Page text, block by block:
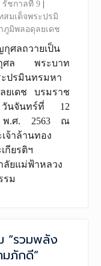
รัชกาลที่ 9
สมเด็จพระปรมิ
ภูมิพลอดุลยเดช
ศลถวายเป็น
กุศล พระบาท
ะปรมินทรมหา
ยเดช บรมราช
นจันทร์ที่ 12
พ.ศ. 2563 ณ
จ้าล้านทอง
กียรติฯ
ลัยแม่ฟ้าหลวง
รม
“รวมพลัง
มภักดี”